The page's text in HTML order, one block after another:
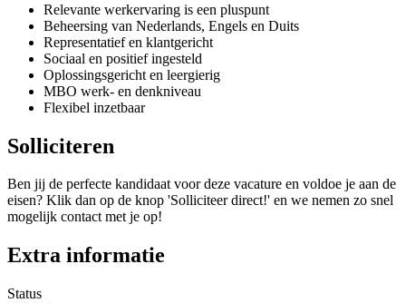
Relevante werkervaring is een pluspunt
Beheersing van Nederlands, Engels en Duits
Representatief en klantgericht
Sociaal en positief ingesteld
Oplossingsgericht en leergierig
MBO werk- en denkniveau
Flexibel inzetbaar
Solliciteren
Ben jij de perfecte kandidaat voor deze vacature en voldoe je aan de
eisen? Klik dan op de knop 'Solliciteer direct!' en we nemen zo snel
mogelijk contact met je op!
Extra informatie
Status